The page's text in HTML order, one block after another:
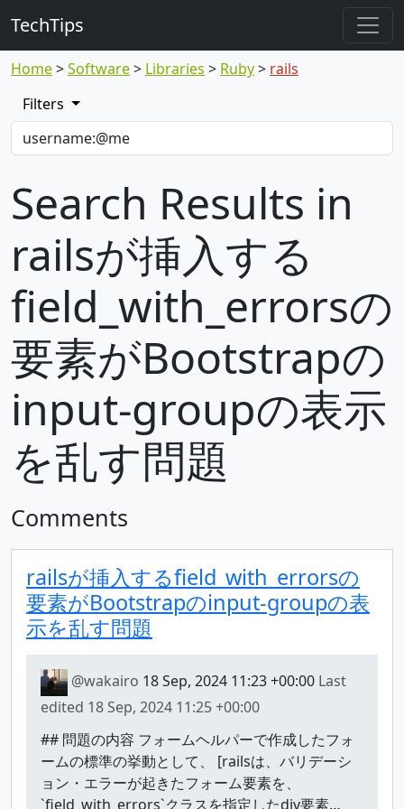
TechTips
Home Software Libraries Ruby
rails
Filters
Search Results in
railsが挿入する
field_with_errorsの
要素がBootstrapの
input-groupの表示
を乱す問題
Comments
railsが挿入するfield_with_errorsの
要素がBootstrapのinput-groupの表
示を乱す問題
@wakairo 18 Sep, 2024 11:23 +00:00 Last
edited 18 Sep, 2024 11:25 +00:00
## 問題の内容 フォームヘルパーで作成したフォ
ームの標準の挙動として、 [railsは、バリデーシ
ョン・エラーが起きたフォーム要素を、
`field_with_errors`クラスを指定したdiv要素…